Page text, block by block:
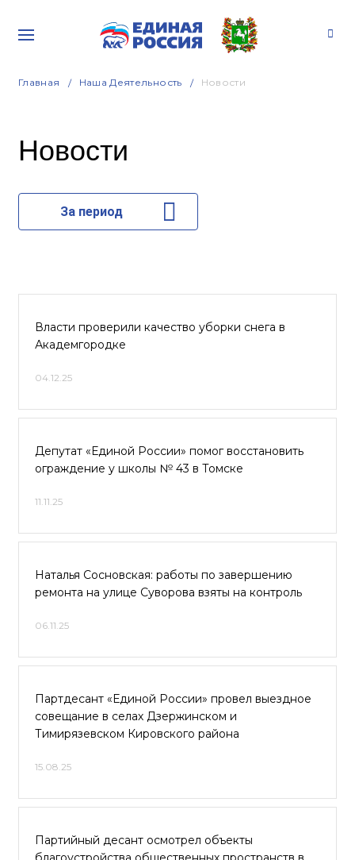
Главная Наша Деятельность Новости
Новости
За период
Власти проверили качество уборки снега в
Академгородке
04.12.25
Депутат «Единой России» помог восстановить
ограждение у школы № 43 в Томске
11.11.25
Наталья Сосновская: работы по завершению
ремонта на улице Суворова взяты на контроль
06.11.25
Партдесант «Единой России» провел выездное
совещание в селах Дзержинском и
Тимирязевском Кировского района
15.08.25
Партийный десант осмотрел объекты